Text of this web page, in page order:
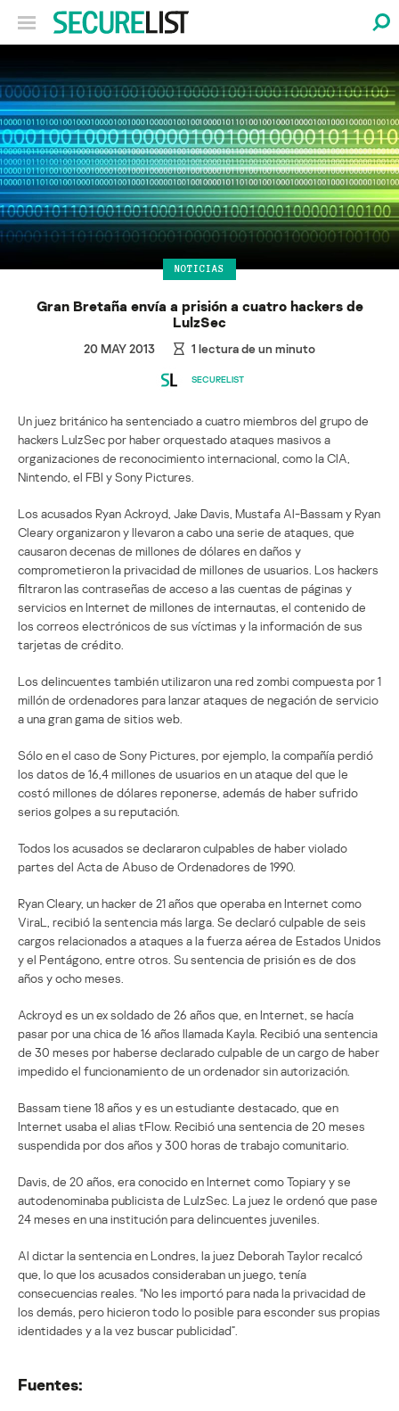
NOTICIAS
Gran Bretaña envía a prisión a cuatro hackers de
LulzSec
20 MAY 2013 1 lectura de un minuto
SECURELIST
Un juez británico ha sentenciado a cuatro miembros del grupo de
hackers LulzSec por haber orquestado ataques masivos a
organizaciones de reconocimiento internacional, como la CIA,
Nintendo, el FBI y Sony Pictures.
Los acusados Ryan Ackroyd, Jake Davis, Mustafa Al-Bassam y Ryan
Cleary organizaron y llevaron a cabo una serie de ataques, que
causaron decenas de millones de dólares en daños y
comprometieron la privacidad de millones de usuarios. Los hackers
filtraron las contraseñas de acceso a las cuentas de páginas y
servicios en Internet de millones de internautas, el contenido de
los correos electrónicos de sus víctimas y la información de sus
tarjetas de crédito.
Los delincuentes también utilizaron una red zombi compuesta por 1
millón de ordenadores para lanzar ataques de negación de servicio
a una gran gama de sitios web.
Sólo en el caso de Sony Pictures, por ejemplo, la compañía perdió
los datos de 16,4 millones de usuarios en un ataque del que le
costó millones de dólares reponerse, además de haber sufrido
serios golpes a su reputación.
Todos los acusados se declararon culpables de haber violado
partes del Acta de Abuso de Ordenadores de 1990.
Ryan Cleary, un hacker de 21 años que operaba en Internet como
ViraL, recibió la sentencia más larga. Se declaró culpable de seis
cargos relacionados a ataques a la fuerza aérea de Estados Unidos
y el Pentágono, entre otros. Su sentencia de prisión es de dos
años y ocho meses.
Ackroyd es un ex soldado de 26 años que, en Internet, se hacía
pasar por una chica de 16 años llamada Kayla. Recibió una sentencia
de 30 meses por haberse declarado culpable de un cargo de haber
impedido el funcionamiento de un ordenador sin autorización.
Bassam tiene 18 años y es un estudiante destacado, que en
Internet usaba el alias tFlow. Recibió una sentencia de 20 meses
suspendida por dos años y 300 horas de trabajo comunitario.
Davis, de 20 años, era conocido en Internet como Topiary y se
autodenominaba publicista de LulzSec. La juez le ordenó que pase
24 meses en una institución para delincuentes juveniles.
Al dictar la sentencia en Londres, la juez Deborah Taylor recalcó
que, lo que los acusados consideraban un juego, tenía
consecuencias reales. “No les importó para nada la privacidad de
los demás, pero hicieron todo lo posible para esconder sus propias
identidades y a la vez buscar publicidad”.
Fuentes: